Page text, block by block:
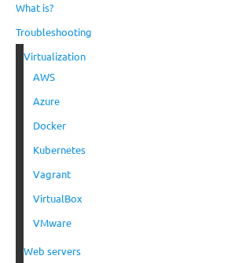
What is?
Troubleshooting
Virtualization
AWS
Azure
Docker
Kubernetes
Vagrant
VirtualBox
VMware
Web servers